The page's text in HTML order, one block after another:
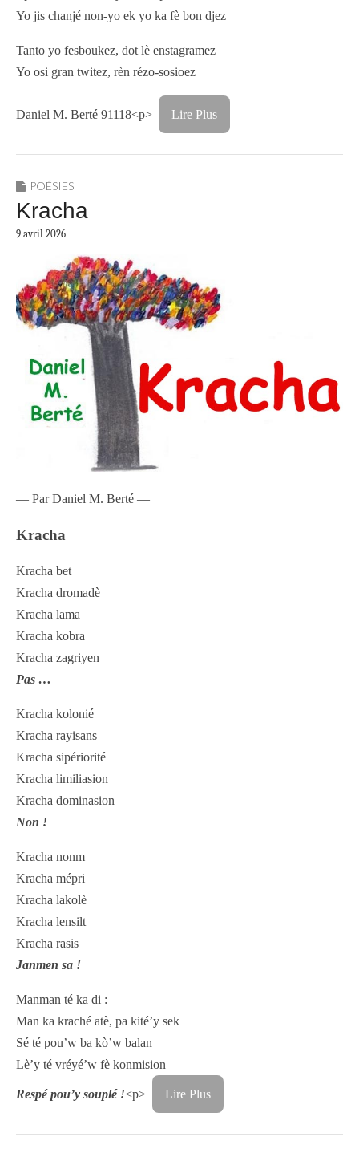
Yo jis chanjé non-yo ek yo ka fè bon djez
Tanto yo fesboukez, dot lè enstagramez
Yo osi gran twitez, rèn rézo-sosioez
Daniel M. Berté 91118<p> Lire Plus
POÉSIES
Kracha
9 avril 2026
— Par Daniel M. Berté —
Kracha
Kracha bet
Kracha dromadè
Kracha lama
Kracha kobra
Kracha zagriyen
Pas …
Kracha kolonié
Kracha rayisans
Kracha sipériorité
Kracha limiliasion
Kracha dominasion
Non !
Kracha nonm
Kracha mépri
Kracha lakolè
Kracha lensilt
Kracha rasis
Janmen sa !
Manman té ka di :
Man ka kraché atè, pa kité’y sek
Sé té pou’w ba kò’w balan
Lè’y té vréyé’w fè konmision
Respé pou’y souplé !<p> Lire Plus